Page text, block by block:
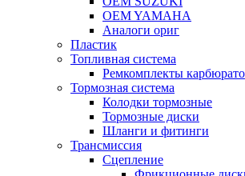
OEM YAMAHA
Аналоги ориг
Пластик
Топливная система
Ремкомплекты
Тормозная система
Колодки тормозные
Тормозные диски
Шланги и фитинги
Трансмиссия
Cцепление